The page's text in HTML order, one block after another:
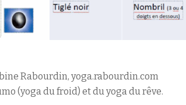
Rabourdin, yoga.rabourdin.com
(yoga du froid) et du yoga du rêve.